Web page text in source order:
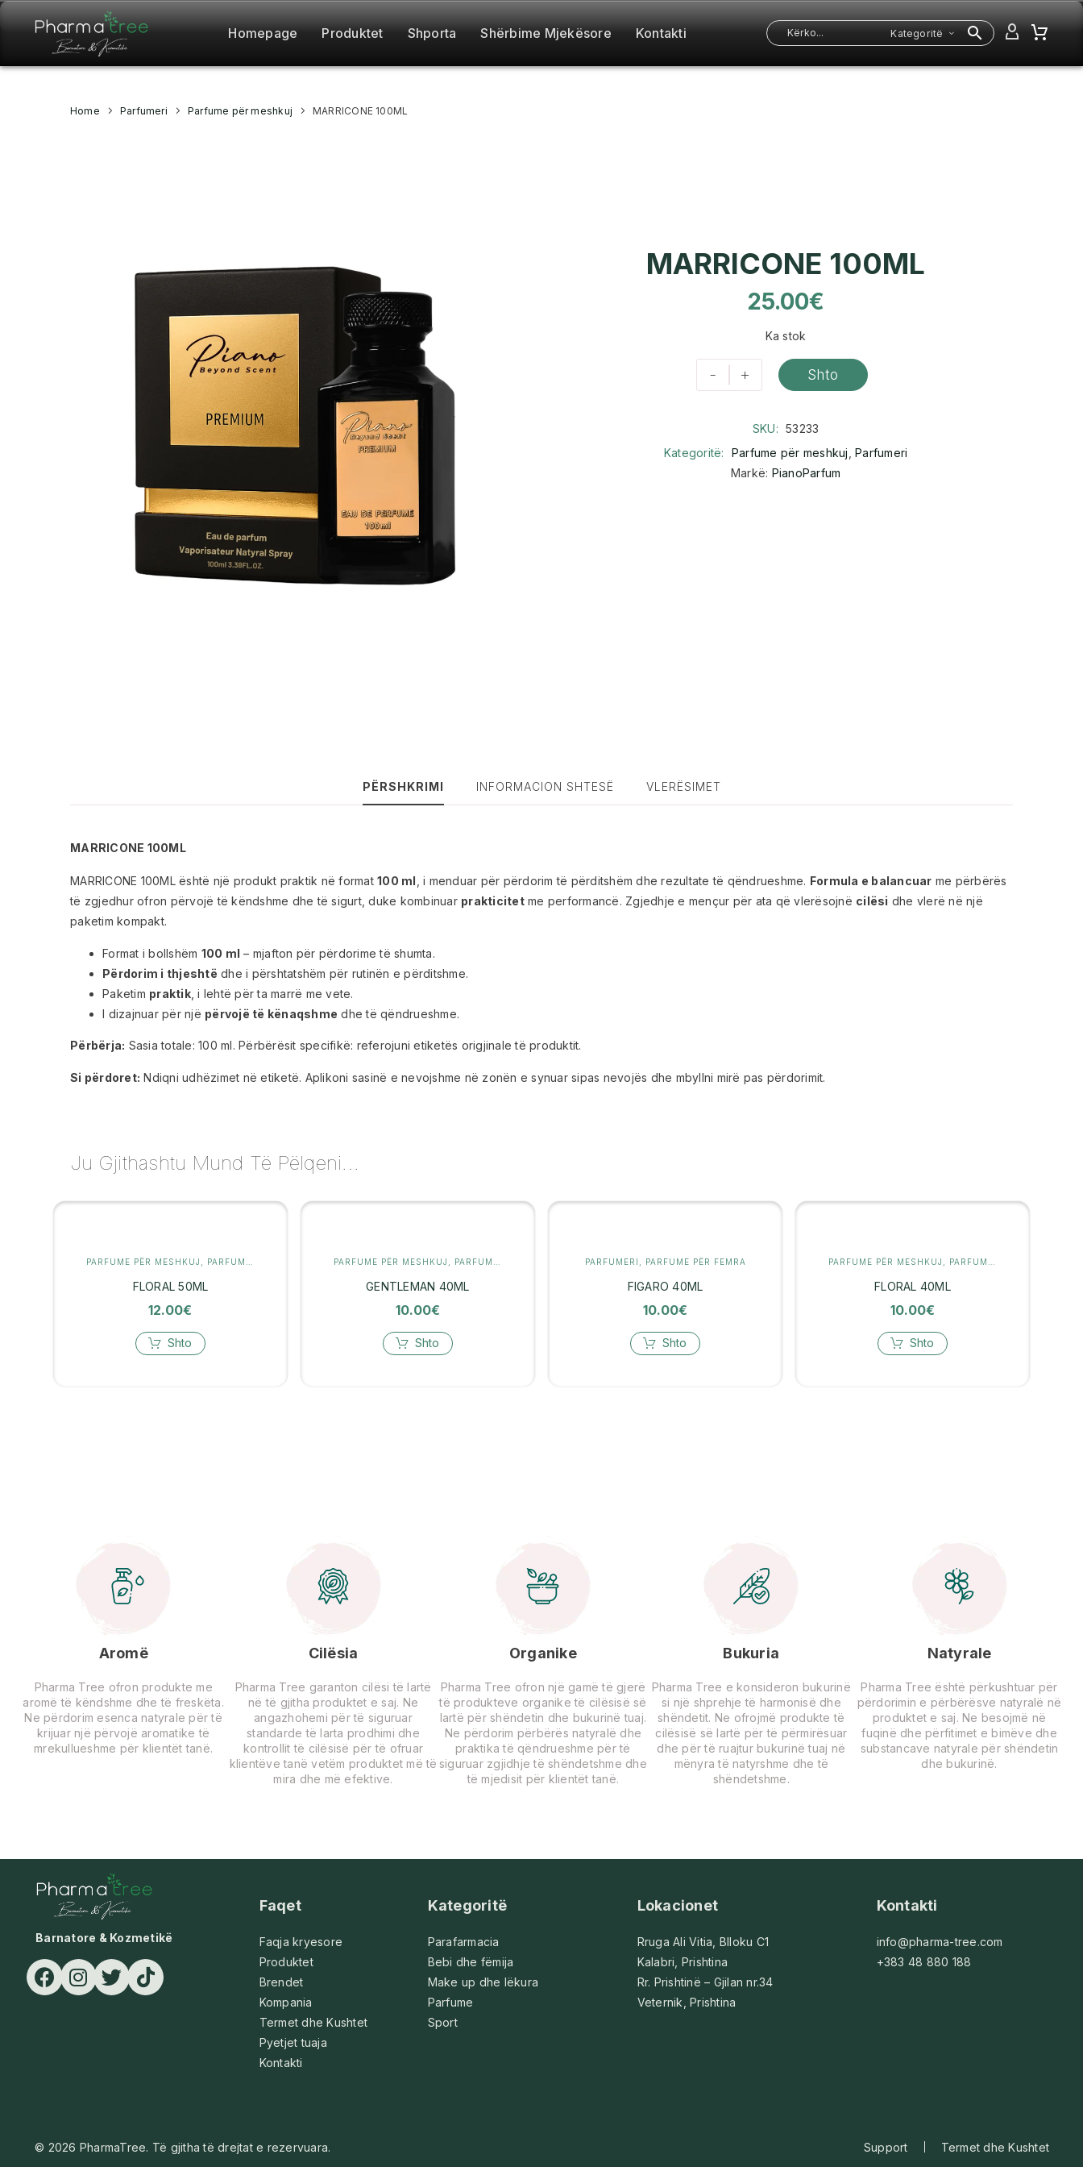
Homepage Produktet Shporta Shërbime Mjekësore Kontakti Kategoritë
Home Parfumeri Parfume për meshkuj MARRICONE 100ML
MARRICONE 100ML
25.00€
Ka stok
- + Shto
SKU: 53233
Kategoritë:
Parfume për meshkuj Parfumeri
Markë: PianoParfum
PËRSHKRIMI INFORMACION SHTESË VLERËSIMET
MARRICONE 100ML
MARRICONE 100ML është një produkt praktik në format 100 ml , i menduar për përdorim të përditshëm dhe rezultate të qëndrueshme. Formula e balancuar me përbërës
të zgjedhur ofron përvojë të këndshme dhe të sigurt, duke kombinuar prakticitetme performancë. Zgjedhje e mençur për ata që vlerësojnë cilësi dhe vlerë në një
paketim kompakt.
Format i bollshëm 100 ml – mjafton për përdorime të shumta.
Përdorim i thjeshtë dhe i përshtatshëm për rutinën e përditshme.
Paketim praktik, i lehtë për ta marrë me vete.
I dizajnuar për një përvojë të kënaqshme dhe të qëndrueshme.
Përbërja: Sasia totale: 100 ml. Përbërësit specifikë: referojuni etiketës origjinale të produktit.
Si përdoret: Ndiqni udhëzimet në etiketë. Aplikoni sasinë e nevojshme në zonën e synuar sipas nevojës dhe mbyllni mirë pas përdorimit.
Ju Gjithashtu Mund Të Pëlqeni...
PARFUME PËR MESHKUJ PARFUMERI
FLORAL 50ML
12.00€
Shto
PARFUME PËR MESHKUJ PARFUMERI
GENTLEMAN 40ML
10.00€
Shto
PARFUMERI PARFUME PËR FEMRA
FIGARO 40ML
10.00€
Shto
PARFUME PËR MESHKUJ PARFUMERI
FLORAL 40ML
10.00€
Shto
Aromë
Pharma Tree ofron produkte me
aromë të këndshme dhe të freskëta.
Ne përdorim esenca natyrale për të
krijuar një përvojë aromatike të
mrekullueshme për klientët tanë.
Cilësia
Pharma Tree garanton cilësi të lartë
në të gjitha produktet e saj. Ne
angazhohemi për të siguruar
standarde të larta prodhimi dhe
kontrollit të cilësisë për të ofruar
klientëve tanë vetëm produktet më të
mira dhe më efektive.
Organike
Pharma Tree ofron një gamë të gjerë
të produkteve organike të cilësisë së
lartë për shëndetin dhe bukurinë tuaj.
Ne përdorim përbërës natyralë dhe
praktika të qëndrueshme për të
siguruar zgjidhje të shëndetshme dhe
të mjedisit për klientët tanë.
Bukuria
Pharma Tree e konsideron bukurinë
si një shprehje të harmonisë dhe
shëndetit. Ne ofrojmë produkte të
cilësisë së lartë për të përmirësuar
dhe për të ruajtur bukurinë tuaj në
mënyra të natyrshme dhe të
shëndetshme.
Natyrale
Pharma Tree është përkushtuar për
përdorimin e përbërësve natyralë në
produktet e saj. Ne besojmë në
fuqinë dhe përfitimet e bimëve dhe
substancave natyrale për shëndetin
dhe bukurinë.
Barnatore & Kozmetikë
Faqet
Faqja kryesore
Produktet
Brendet
Kompania
Termet dhe Kushtet
Pyetjet tuaja
Kontakti
Kategoritë
Parafarmacia
Bebi dhe fëmija
Make up dhe lëkura
Parfume
Sport
Lokacionet
Rruga Ali Vitia, Blloku C1
Kalabri, Prishtina
Rr. Prishtinë – Gjilan nr.34
Veternik, Prishtina
Kontakti
info@pharma-tree.com
+383 48 880 188
© 2026 PharmaTree. Të gjitha të drejtat e rezervuara. Support Termet dhe Kushtet